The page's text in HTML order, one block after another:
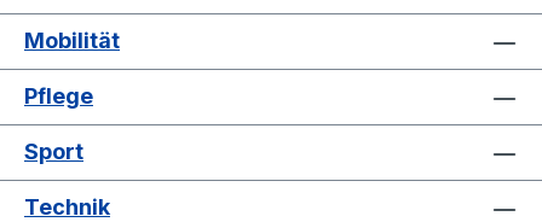
Mobilität
Pflege
Sport
Technik